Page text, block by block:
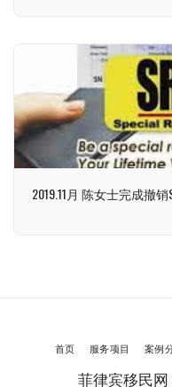
2019.11月 陈女士完成撤销
菲律宾移民网
首页 服务项目 案例